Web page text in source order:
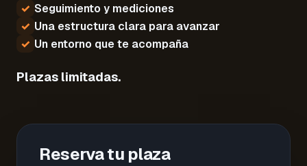
✓ Seguimiento y mediciones
✓ Una estructura clara para avanzar
✓ Un entorno que te acompaña
Plazas limitadas.
Reserva tu plaza